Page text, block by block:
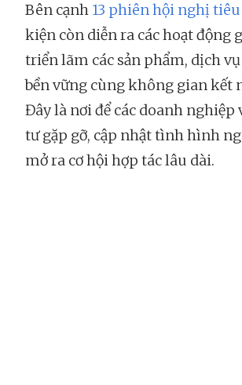
Bên cạnh 13 phiên hội nghị
kiện còn diễn ra các hoạt động
triển lãm các sản phẩm, dịch
bền vững cùng không gian kết
Đây là nơi để các doanh nghiệp
tư gặp gỡ, cập nhật tình hình
mở ra cơ hội hợp tác lâu dài.